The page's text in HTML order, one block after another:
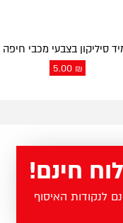
סיליקון בצבעי מכבי חיפה
5.00 ₪
חינם!
חינם לנקודות האיסוף